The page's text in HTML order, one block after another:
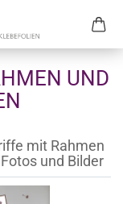
UND
mit Rahmen
und Bilder